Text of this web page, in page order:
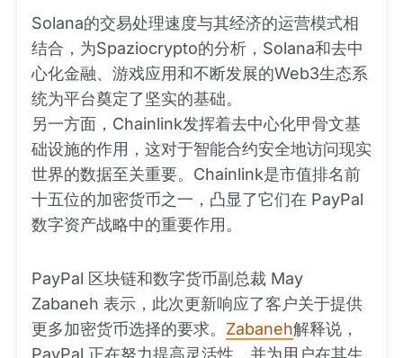
Solana的交易处理速度与其经济的运营模式相
结合，为Spaziocrypto的分析，Solana和去中
心化金融、游戏应用和不断发展的Web3生态系
统为平台奠定了坚实的基础。
另一方面，Chainlink发挥着去中心化甲骨文基
础设施的作用，这对于智能合约安全地访问现实
世界的数据至关重要。Chainlink是市值排名前
十五位的加密货币之一，凸显了它们在 PayPal
数字资产战略中的重要作用。
PayPal 区块链和数字货币副总裁 May
Zabaneh 表示，此次更新响应了客户关于提供
更多加密货币选择的要求。 Zabaneh解释说，
PayPal 正在努力提高灵活性，并为用户在其生